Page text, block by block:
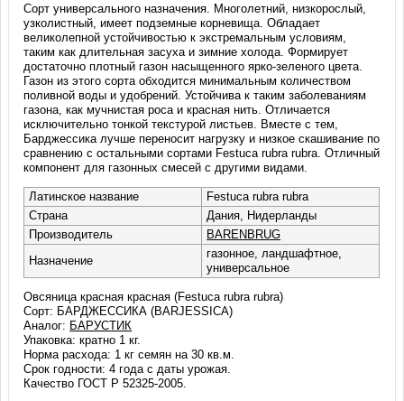
Сорт универсального назначения. Многолетний, низкорослый,
узколистный, имеет подземные корневища. Обладает
великолепной устойчивостью к экстремальным условиям,
таким как длительная засуха и зимние холода. Формирует
достаточно плотный газон насыщенного ярко-зеленого цвета.
Газон из этого сорта обходится минимальным количеством
поливной воды и удобрений. Устойчива к таким заболеваниям
газона, как мучнистая роса и красная нить. Отличается
исключительно тонкой текстурой листьев. Вместе с тем,
Барджессика лучше переносит нагрузку и низкое скашивание по
сравнению с остальными сортами Festuca rubra rubra. Отличный
компонент для газонных смесей с другими видами.
Латинское название
Festuca rubra rubra
Страна
Дания, Нидерланды
Производитель
BARENBRUG
Назначение
газонное, ландшафтное,
универсальное
Овсяница красная красная (Festuca rubra rubra)
Сорт: БАРДЖЕССИКА (BARJESSICA)
Аналог: БАРУСТИК
Упаковка: кратно 1 кг.
Норма расхода: 1 кг семян на 30 кв.м.
Срок годности: 4 года с даты урожая.
Качество ГОСТ Р 52325-2005.